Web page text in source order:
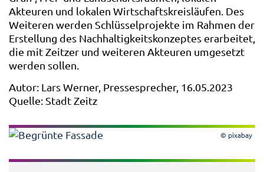
Akteuren und lokalen Wirtschaftskreisläufen. Des
Weiteren werden Schlüsselprojekte im Rahmen der
Erstellung des Nachhaltigkeitskonzeptes erarbeitet,
die mit Zeitzer und weiteren Akteuren umgesetzt
werden sollen.
Autor: Lars Werner, Pressesprecher, 16.05.2023
Quelle: Stadt Zeitz
© pixabay